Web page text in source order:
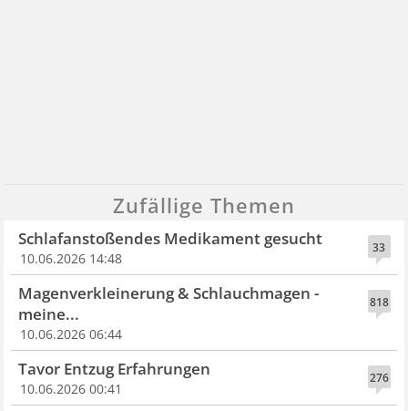
Zufällige Themen
33
Schlafanstoßendes Medikament gesucht
10.06.2026 14:48
818
Magenverkleinerung & Schlauchmagen -
meine...
10.06.2026 06:44
276
Tavor Entzug Erfahrungen
10.06.2026 00:41